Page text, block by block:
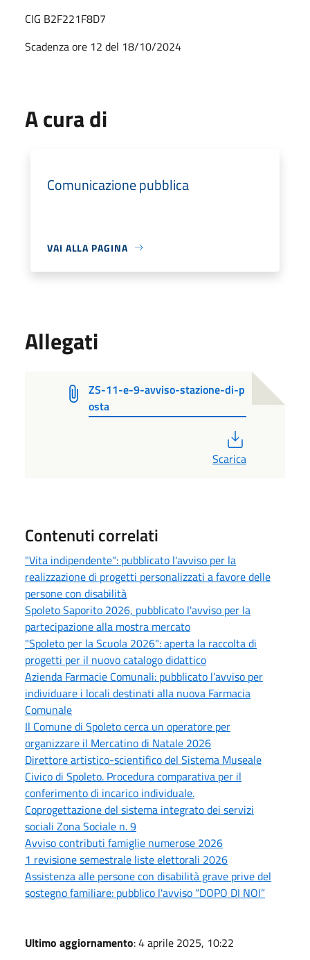
CIG B2F221F8D7
Scadenza ore 12 del 18/10/2024
A cura di
Comunicazione pubblica
VAI ALLA PAGINA
Allegati
ZS-11-e-9-avviso-stazione-di-p
osta
Scarica
Contenuti correlati
"Vita indipendente": pubblicato l'avviso per la
realizzazione di progetti personalizzati a favore delle
persone con disabilità
Spoleto Saporito 2026, pubblicato l'avviso per la
partecipazione alla mostra mercato
"Spoleto per la Scuola 2026": aperta la raccolta di
progetti per il nuovo catalogo didattico
Azienda Farmacie Comunali: pubblicato l’avviso per
individuare i locali destinati alla nuova Farmacia
Comunale
Il Comune di Spoleto cerca un operatore per
organizzare il Mercatino di Natale 2026
Direttore artistico-scientifico del Sistema Museale
Civico di Spoleto. Procedura comparativa per il
conferimento di incarico individuale.
Coprogettazione del sistema integrato dei servizi
sociali Zona Sociale n. 9
Avviso contributi famiglie numerose 2026
1 revisione semestrale liste elettorali 2026
Assistenza alle persone con disabilità grave prive del
sostegno familiare: pubblico l'avviso “DOPO DI NOI”
Ultimo aggiornamento: 4 aprile 2025, 10:22